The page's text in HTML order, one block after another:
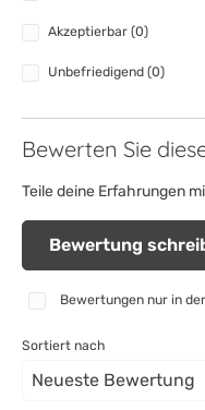
Akzeptierbar (0)
Unbefriedigend (0)
Bewerten Sie
Teile deine Erfahrungen
Bewertung
Bewertungen nur in
Sortiert nach